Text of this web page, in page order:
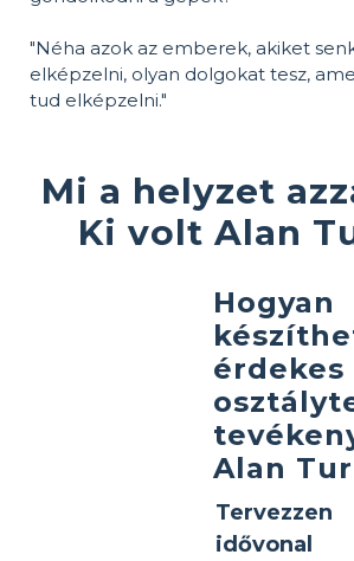
"Néha azok az emberek, akiket
elképzelni, olyan dolgokat tesz,
tud elképzelni."
Mi a helyzet
Ki volt Alan
Hogyan
érdekes
Alan
idővonal